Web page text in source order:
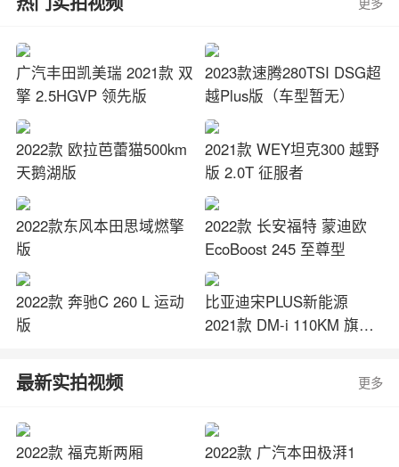
广汽丰田凯美瑞 2021款 双
擎 2.5HGVP 领先版
2023款速腾280TSI DSG超
越Plus版（车型暂无）
2022款 欧拉芭蕾猫500km
天鹅湖版
2021款 WEY坦克300 越野
版 2.0T 征服者
2022款东风本田思域燃擎
版
2022款 长安福特 蒙迪欧
EcoBoost 245 至尊型
2022款 奔驰C 260 L 运动
版
比亚迪宋PLUS新能源
2021款 DM-i 110KM 旗舰
最新实拍视频 更多
2022款 福克斯两厢
2022款 广汽本田极湃1